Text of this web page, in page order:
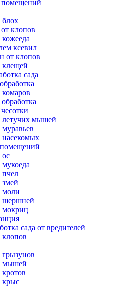
помещений
блох
клопов
ксевил
от клопов
клещей
сада
летучих мышей
ос
пчел
моли
шершней
мокриц
сада от вредителей
мышей
крыс